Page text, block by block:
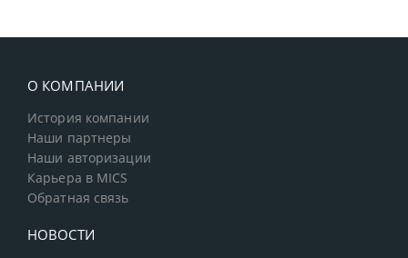
О КОМПАНИИ
История компании
Наши партнеры
Наши авторизации
Карьера в MICS
Обратная связь
НОВОСТИ